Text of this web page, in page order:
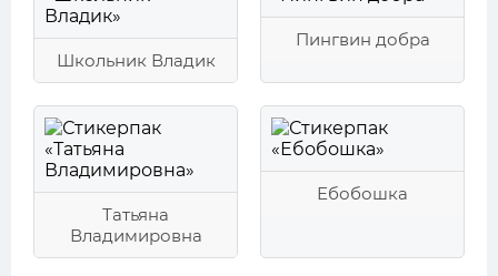
Школьник Владик
Пингвин добра
Татьяна
Владимировна
Ебобошка